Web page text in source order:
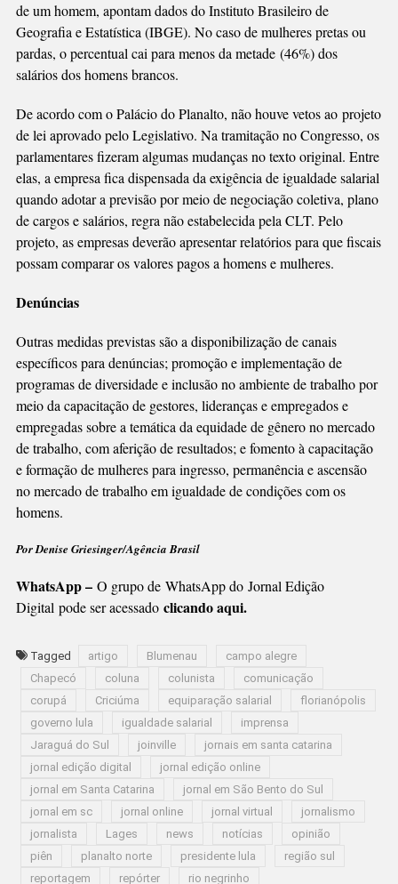
de um homem, apontam dados do Instituto Brasileiro de
Geografia e Estatística (IBGE). No caso de mulheres pretas ou
pardas, o percentual cai para menos da metade (46%) dos
salários dos homens brancos.
De acordo com o Palácio do Planalto, não houve vetos ao projeto
de lei aprovado pelo Legislativo. Na tramitação no Congresso, os
parlamentares fizeram algumas mudanças no texto original. Entre
elas, a empresa fica dispensada da exigência de igualdade salarial
quando adotar a previsão por meio de negociação coletiva, plano
de cargos e salários, regra não estabelecida pela CLT. Pelo
projeto, as empresas deverão apresentar relatórios para que fiscais
possam comparar os valores pagos a homens e mulheres.
Denúncias
Outras medidas previstas são a disponibilização de canais
específicos para denúncias; promoção e implementação de
programas de diversidade e inclusão no ambiente de trabalho por
meio da capacitação de gestores, lideranças e empregados e
empregadas sobre a temática da equidade de gênero no mercado
de trabalho, com aferição de resultados; e fomento à capacitação
e formação de mulheres para ingresso, permanência e ascensão
no mercado de trabalho em igualdade de condições com os
homens.
Por Denise Griesinger/Agência Brasil
WhatsApp – O grupo de WhatsApp do Jornal Edição
Digital pode ser acessado clicando aqui.
Tagged artigo Blumenau
campo alegre
Chapecó
coluna colunista
comunicação
corupá
Criciúma equiparação salarial
florianópolis
governo lula
igualdade salarial
imprensa
Jaraguá do Sul
joinville
jornais em santa catarina
jornal edição digital
jornal edição online
jornal em Santa Catarina
jornal em São Bento do Sul
jornal em sc
jornal online jornal virtual
jornalismo
jornalista
Lages news notícias
opinião
piên
planalto norte presidente lula
região sul
reportagem
repórter rio negrinho